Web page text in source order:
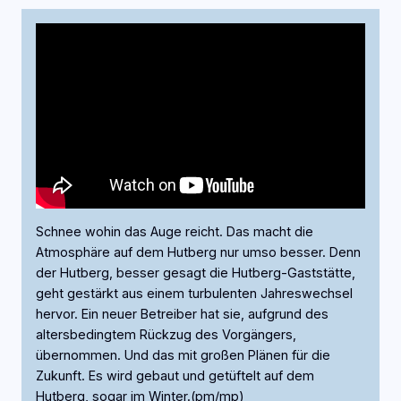
Schnee wohin das Auge reicht. Das macht die
Atmosphäre auf dem Hutberg nur umso besser. Denn
der Hutberg, besser gesagt die Hutberg-Gaststätte,
geht gestärkt aus einem turbulenten Jahreswechsel
hervor. Ein neuer Betreiber hat sie, aufgrund des
altersbedingtem Rückzug des Vorgängers,
übernommen. Und das mit großen Plänen für die
Zukunft. Es wird gebaut und getüftelt auf dem
Hutberg, sogar im Winter.(pm/mp)